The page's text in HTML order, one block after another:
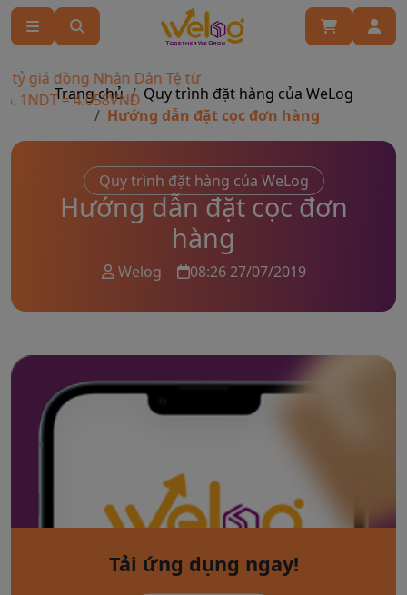
giá đồng Nhân Dân Tệ từ
1NDT = 4.058VNĐ
Trang chủ
Quy trình đặt hàng của WeLog
Hướng dẫn đặt cọc đơn hàng
Quy trình đặt hàng của WeLog
Hướng dẫn đặt cọc đơn
hàng
Welog 08:26 27/07/2019
Tải ứng dụng ngay!